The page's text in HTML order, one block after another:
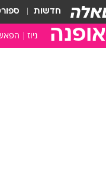
חדשות
אופנה ניוז